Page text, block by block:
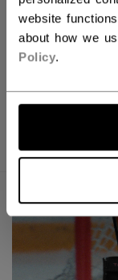
website
about how we
Policy.